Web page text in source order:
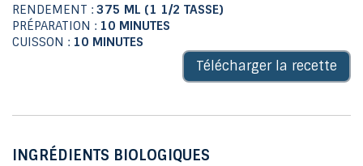
RENDEMENT : 375 ML (1 1/2 TASSE)
PRÉPARATION : 10 MINUTES
CUISSON : 10 MINUTES
Télécharger la recette
INGRÉDIENTS BIOLOGIQUES